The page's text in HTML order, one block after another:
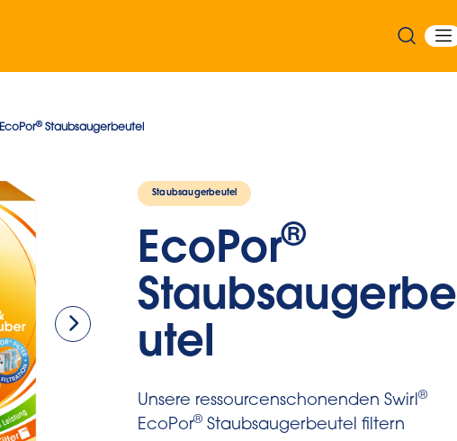
EcoPor®Staubsaugerbeutel
Staubsaugerbeutel
EcoPor®
Staubsaugerbe
utel
Unsere ressourcenschonenden Swirl®
EcoPor® Staubsaugerbeutel filtern